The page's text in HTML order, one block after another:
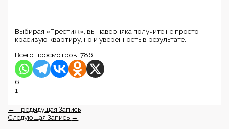
Выбирая «Престиж», вы наверняка получите не просто
красивую квартиру, но и уверенность в результате.
Всего просмотров: 786
6
1
← Предыдущая Запись
Следующая Запись →